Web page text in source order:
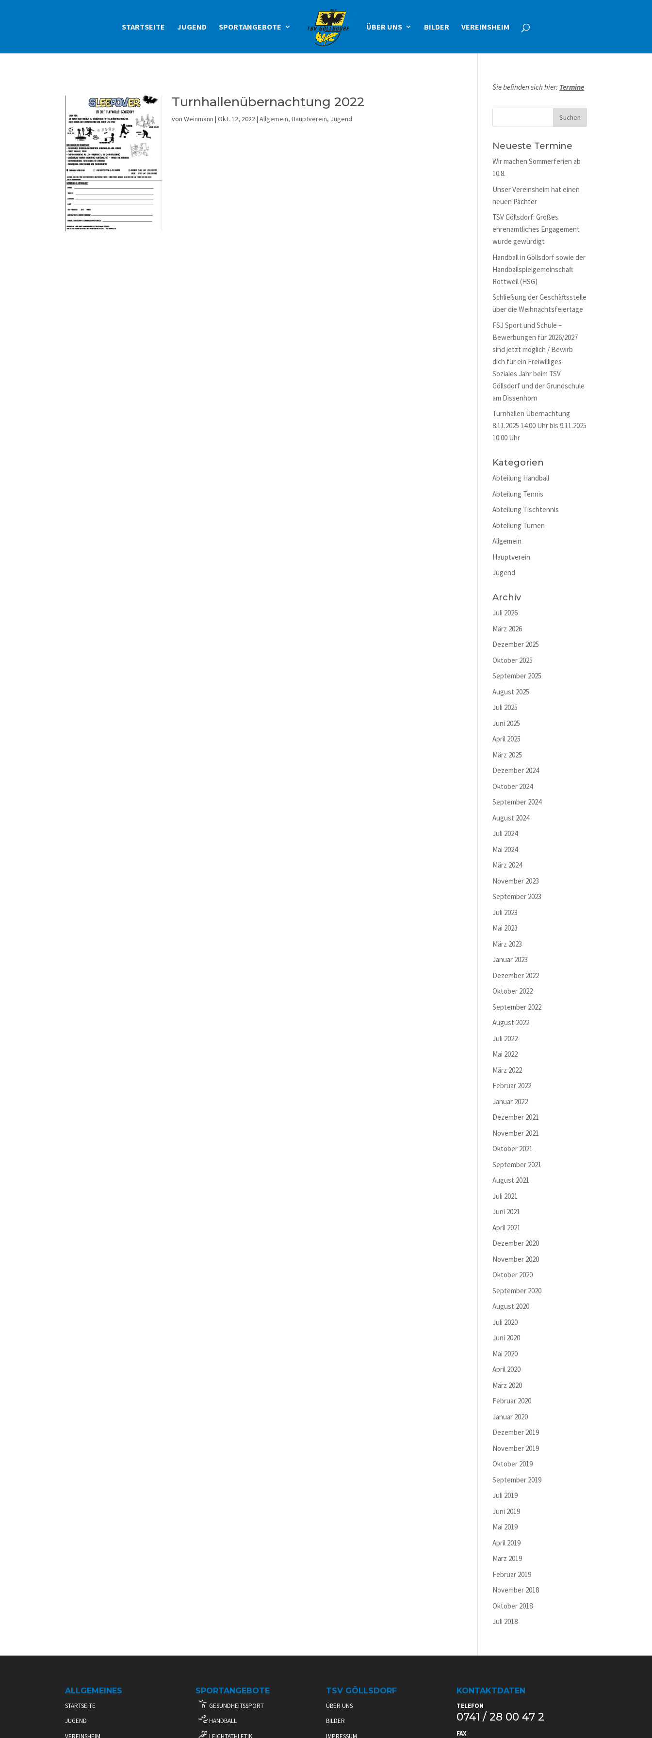
STARTSEITE JUGEND SPORTANGEBOTE ÜBER UNS BILDER VEREINSHEIM
Turnhallenübernachtung 2022
vonWeinmann |Okt. 12, 2022|Allgemein,Hauptverein, Jugend
Sie befinden sich hier: Termine
Neueste Termine
Wir machen Sommerferien ab
10.8.
Unser Vereinsheim hat einen
neuen Pächter
TSV Göllsdorf: Großes
ehrenamtliches Engagement
wurde gewürdigt
Handball in Göllsdorf sowie der
Handballspielgemeinschaft
Rottweil (HSG)
Schließung der Geschäftsstelle
über die Weihnachtsfeiertage
FSJ Sport und Schule –
Bewerbungen für 2026/2027
sind jetzt möglich / Bewirb
dich für ein Freiwilliges
Soziales Jahr beim TSV
Göllsdorf und der Grundschule
am Dissenhorn
Turnhallen Übernachtung
8.11.2025 14:00 Uhr bis 9.11.2025
10:00 Uhr
Kategorien
Abteilung Handball
Abteilung Tennis
Abteilung Tischtennis
Abteilung Turnen
Allgemein
Hauptverein
Jugend
Archiv
Juli 2026
März 2026
Dezember 2025
Oktober 2025
September 2025
August 2025
Juli 2025
Juni 2025
April 2025
März 2025
Dezember 2024
Oktober 2024
September 2024
August 2024
Juli 2024
Mai 2024
März 2024
November 2023
September 2023
Juli 2023
Mai 2023
März 2023
Januar 2023
Dezember 2022
Oktober 2022
September 2022
August 2022
Juli 2022
Mai 2022
März 2022
Februar 2022
Januar 2022
Dezember 2021
November 2021
Oktober 2021
September 2021
August 2021
Juli 2021
Juni 2021
April 2021
Dezember 2020
November 2020
Oktober 2020
September 2020
August 2020
Juli 2020
Juni 2020
Mai 2020
April 2020
März 2020
Februar 2020
Januar 2020
Dezember 2019
November 2019
Oktober 2019
September 2019
Juli 2019
Juni 2019
Mai 2019
April 2019
März 2019
Februar 2019
November 2018
Oktober 2018
Juli 2018
ALLGEMEINES
STARTSEITE
JUGEND
VEREINSHEIM
SPORTANGEBOTE
GESUNDHEITSSPORT
HANDBALL
LEICHTATHLETIK
TSV GÖLLSDORF
ÜBER UNS
BILDER
IMPRESSUM
KONTAKTDATEN
TELEFON
0741 / 28 00 47 2
FAX